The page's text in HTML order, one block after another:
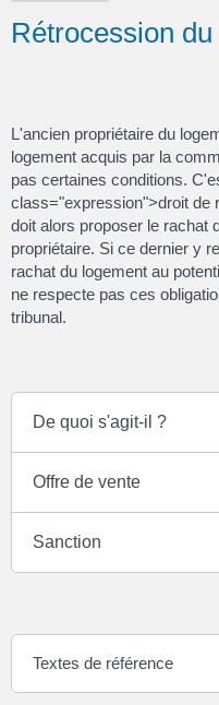
Rétrocession
L'ancien propriétaire du
logement acquis par la
pas certaines conditions.
class="expression">droit de
doit alors proposer le rachat
propriétaire. Si ce dernier y
rachat du logement au
ne respecte pas ces
tribunal.
De quoi s'agit-il ?
Offre de vente
Sanction
Textes de référence